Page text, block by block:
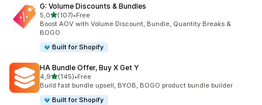
G: Volume Discounts & Bundles
5,0/ 5 tähteä
(107)
107 arvostelua yhteensä
•Free
Boost AOV with Volume Discount, Bundle, Quantity Breaks &
BOGO
Built for Shopify
HA Bundle Offer, Buy X Get Y
4,9/ 5 tähteä
(145)
145 arvostelua yhteensä
•Free
Build fast bundle upsell, BYOB, BOGO product bundle builder
Built for Shopify